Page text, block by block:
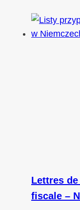
Lettres
fiscale –